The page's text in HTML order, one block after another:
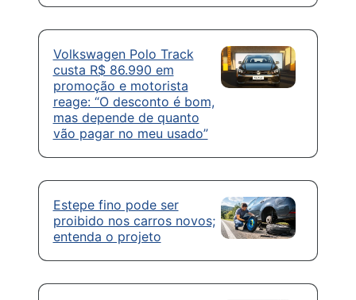
Volkswagen Polo Track
custa R$ 86.990 em
promoção e motorista
reage: “O desconto é bom,
mas depende de quanto
vão pagar no meu usado”
Estepe fino pode ser
proibido nos carros novos;
entenda o projeto